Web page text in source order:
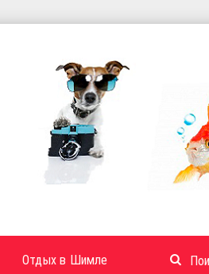
Отдых в Шимле